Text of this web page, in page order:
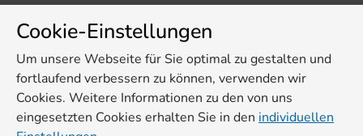
Cookie-Einstellungen
Um unsere Webseite für Sie optimal zu gestalten und
fortlaufend verbessern zu können, verwenden wir
Cookies. Weitere Informationen zu den von uns
eingesetzten Cookies erhalten Sie in den individuellen